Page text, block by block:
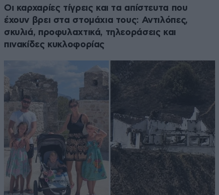
Οι καρχαρίες τίγρεις και τα απίστευτα που
έχουν βρει στα στομάχια τους: Αντιλόπες,
σκυλιά, προφυλαχτικά, τηλεοράσεις και
πινακίδες κυκλοφορίας